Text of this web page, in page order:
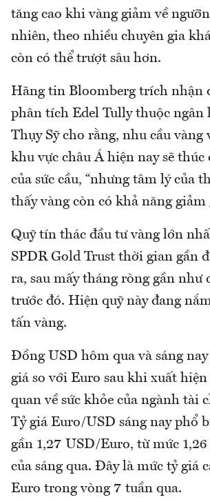
tăng cao khi vàng giảm về
nhiên, theo nhiều chuyên gia
còn có thể trượt sâu hơn.
Hãng tin Bloomberg trích nhận
phân tích Edel Tully thuộc ngân
Thụy Sỹ cho rằng, nhu cầu vàng
khu vực châu Á hiện nay sẽ thúc
của sức cầu, “nhưng tâm lý của
thấy vàng còn có khả năng giảm
Quỹ tín thác đầu tư vàng lớn
SPDR Gold Trust thời gian gần
ra, sau mấy tháng ròng gần như
trước đó. Hiện quỹ này đang
tấn vàng.
Đồng USD hôm qua và sáng
giá so với Euro sau khi xuất
quan về sức khỏe của ngành tài
Tỷ giá Euro/USD sáng nay phổ
gần 1,27 USD/Euro, từ mức
của sáng qua. Đây là mức tỷ giá
Euro trong vòng 7 tuần qua.